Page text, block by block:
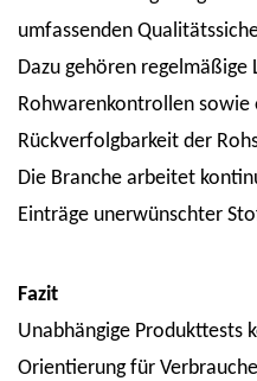
umfassenden
Dazu gehören
Rohwarenkontrollen sowie
Rückverfolgbarkeit der
Die Branche arbeitet
Einträge unerwünschter
Fazit
Unabhängige Produkttests
Orientierung für